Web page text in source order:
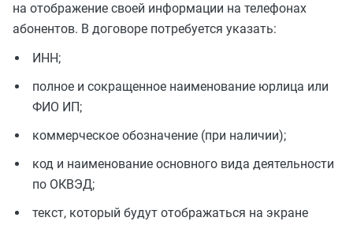
на отображение своей информации на телефонах
абонентов. В договоре потребуется указать:
ИНН;
полное и сокращенное наименование юрлица или
ФИО ИП;
коммерческое обозначение (при наличии);
код и наименование основного вида деятельности
по ОКВЭД;
текст, который будут отображаться на экране